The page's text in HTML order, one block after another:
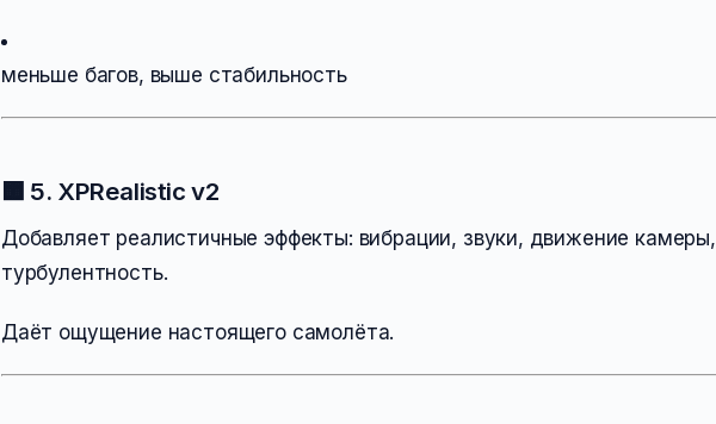
меньше багов, выше стабильность
🟧 5. XPRealistic v2
Добавляет реалистичные эффекты: вибрации, звуки, движение камеры,
турбулентность.
Даёт ощущение настоящего самолёта.